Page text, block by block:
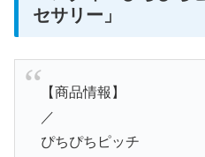
セサリー」
【商品情報】
／
ぴちぴちピッチ